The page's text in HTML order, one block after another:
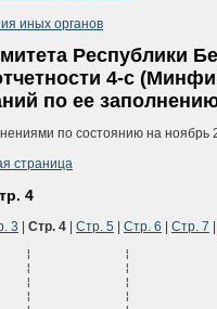
иных органов
Республики
4-с
по ее
по состоянию на ноябрь
страница
4
3 Стр. 4 Стр. 5 Стр. 6 Стр. 7
+---------+
¦     частных        ¦      ¦          ¦          ¦          ¦         ¦          ¦         ¦          ¦         ¦
¦     нотариусов     ¦ 0443 ¦          ¦          ¦          ¦         ¦          ¦         ¦          ¦         ¦
¦                    ¦      +----------+----------+----------+---------+----------+---------+----------+---------+
¦     бухгалтеров    ¦ 0444 ¦          ¦          ¦          ¦         ¦          ¦         ¦          ¦         ¦
¦                    ¦      +----------+----------+----------+---------+----------+---------+----------+---------+
¦     таможенных     ¦      ¦          ¦          ¦          ¦         ¦          ¦         ¦          ¦         ¦
¦     агентов        ¦ 0445 ¦          ¦          ¦          ¦         ¦          ¦         ¦          ¦         ¦
¦                    ¦      +----------+----------+----------+---------+----------+---------+----------+---------+
¦     инженеров и    ¦      ¦          ¦          ¦          ¦         ¦          ¦         ¦          ¦         ¦
¦     архитекторов по¦      ¦          ¦          ¦          ¦         ¦          ¦         ¦          ¦         ¦
¦     проектно-      ¦      ¦          ¦          ¦          ¦         ¦          ¦         ¦          ¦         ¦
¦     изыскательской ¦      ¦          ¦          ¦          ¦         ¦          ¦         ¦          ¦         ¦
¦     работе         ¦ 0446 ¦          ¦          ¦          ¦         ¦          ¦         ¦          ¦         ¦
¦                    ¦      +----------+----------+----------+---------+----------+---------+----------+---------+
¦     парикмахеров,  ¦      ¦          ¦          ¦          ¦         ¦          ¦         ¦          ¦         ¦
¦     мастеров по    ¦      ¦          ¦          ¦          ¦         ¦